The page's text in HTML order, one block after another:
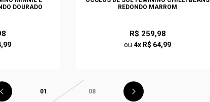
DOURADO
REDONDO MARROM
R$ 259,98
ou4x R$ 64,99
01 08